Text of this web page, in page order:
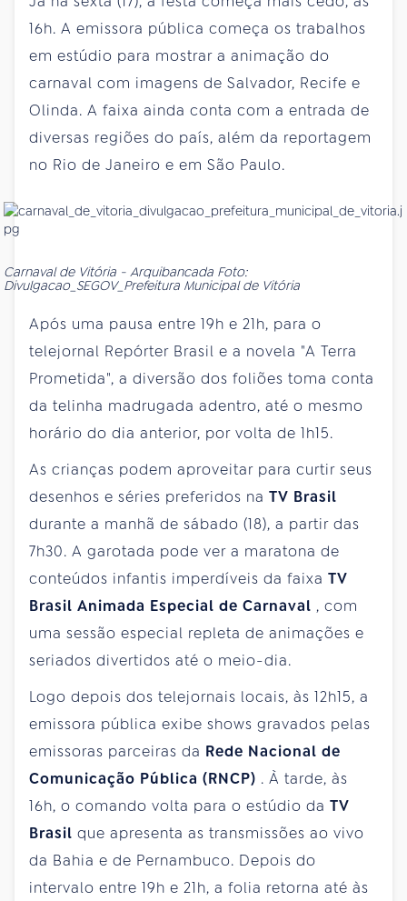
16h. A emissora pública começa os trabalhos
em estúdio para mostrar a animação do
carnaval com imagens de Salvador, Recife e
Olinda. A faixa ainda conta com a entrada de
diversas regiões do país, além da reportagem
no Rio de Janeiro e em São Paulo.
Carnaval de Vitória - Arquibancada Foto:
Divulgacao_SEGOV_Prefeitura Municipal de Vitória
Após uma pausa entre 19h e 21h, para o
telejornal Repórter Brasil e a novela "A Terra
Prometida", a diversão dos foliões toma conta
da telinha madrugada adentro, até o mesmo
horário do dia anterior, por volta de 1h15.
As crianças podem aproveitar para curtir seus
desenhos e séries preferidos na TV Brasil
durante a manhã de sábado (18), a partir das
7h30. A garotada pode ver a maratona de
conteúdos infantis imperdíveis da faixa TV
Brasil Animada Especial de Carnaval , com
uma sessão especial repleta de animações e
seriados divertidos até o meio-dia.
Logo depois dos telejornais locais, às 12h15, a
emissora pública exibe shows gravados pelas
emissoras parceiras da Rede Nacional de
Comunicação Pública (RNCP) . À tarde, às
16h, o comando volta para o estúdio da TV
Brasil que apresenta as transmissões ao vivo
da Bahia e de Pernambuco. Depois do
intervalo entre 19h e 21h, a folia retorna até às